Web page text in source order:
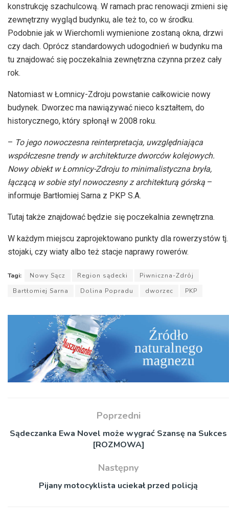
konstrukcję szachulcową. W ramach prac renowacji zmieni się
zewnętrzny wygląd budynku, ale też to, co w środku.
Podobnie jak w Wierchomli wymienione zostaną okna, drzwi
czy dach. Oprócz standardowych udogodnień w budynku ma
tu znajdować się poczekalnia zewnętrzna czynna przez cały
rok.
Natomiast w Łomnicy-Zdroju powstanie całkowicie nowy
budynek. Dworzec ma nawiązywać nieco kształtem, do
historycznego, który spłonął w 2008 roku.
– To jego nowoczesna reinterpretacja, uwzględniająca
współczesne trendy w architekturze dworców kolejowych.
Nowy obiekt w Łomnicy-Zdroju to minimalistyczna bryła,
łączącą w sobie styl nowoczesny z architekturą górską –
informuje Bartłomiej Sarna z PKP S.A.
Tutaj także znajdować będzie się poczekalnia zewnętrzna.
W każdym miejscu zaprojektowano punkty dla rowerzystów tj.
stojaki, czy wiaty albo też stacje naprawy rowerów.
Tagi: Nowy Sącz Region sądecki
Piwniczna-Zdrój
Bartłomiej Sarna
Dolina Popradu dworzec PKP
Poprzedni
Sądeczanka Ewa Novel może wygrać Szansę na Sukces
[ROZMOWA]
Następny
Pijany motocyklista uciekał przed policją